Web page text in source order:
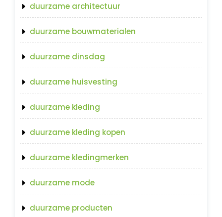
duurzame architectuur
duurzame bouwmaterialen
duurzame dinsdag
duurzame huisvesting
duurzame kleding
duurzame kleding kopen
duurzame kledingmerken
duurzame mode
duurzame producten